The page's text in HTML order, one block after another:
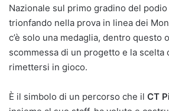
Nazionale sul primo gradino del podio
trionfando nella prova in linea dei
c’è solo una medaglia, dentro questo
scommessa di un progetto e la scelta
rimettersi in gioco.
È il simbolo di un percorso che il CT